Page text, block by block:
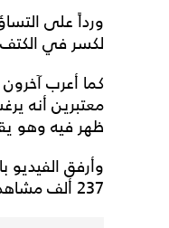
ورداً على
لكسر في
كما أعرب
معتبرين أنه
ظهر فيه وهو
وأرفق
237 ألف مشاهدة.